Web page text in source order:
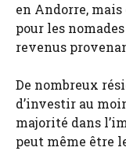
en Andorre,
pour les
revenus
De nombreux
d’investir au
majorité dans
peut même être